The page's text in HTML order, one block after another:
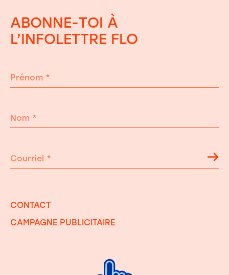
ABONNE-TOI À
L’INFOLETTRE FLO
Prénom *
Nom *
Courriel *
CONTACT
CAMPAGNE PUBLICITAIRE